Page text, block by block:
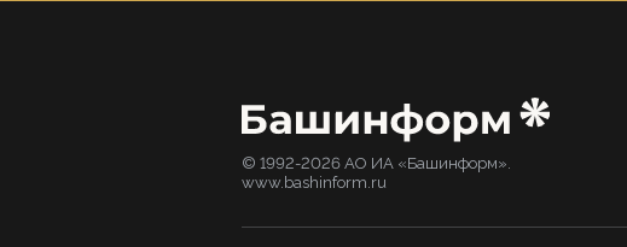
© 1992-2026 АО ИА «Башинформ».
www.bashinform.ru